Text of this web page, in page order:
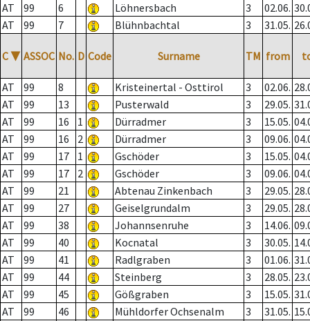
AT
99 6 Löhnersbach 3 02.06.
AT
99 7 Blühnbachtal 3 31.05.
C ▼ ASSOC No. D Code Surname TM from
AT 99 8 Kristeinertal - Osttirol 3 02.06.
AT
99 13 Pusterwald 3 29.05.
AT
99 16 1 Dürradmer 3 15.05.
AT
99 16 2 Dürradmer 3 09.06.
AT
99 17 1 Gschöder 3 15.05.
AT
99 17 2 Gschöder 3 09.06.
AT
99 21 Abtenau Zinkenbach 3 29.05.
AT
99 27 Geiselgrundalm 3 29.05.
AT
99 38 Johannsenruhe 3 14.06.
AT
99 40 Kocnatal 3 30.05.
AT
99 41 Radlgraben 3 01.06.
AT
99 44 Steinberg 3 28.05.
AT
99 45 Gößgraben 3 15.05.
AT
99 46 Mühldorfer Ochsenalm 3 31.05.